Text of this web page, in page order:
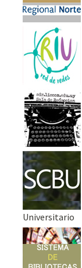
Universitario